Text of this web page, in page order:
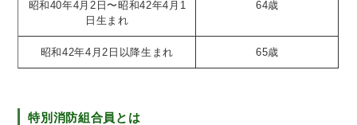
昭和40年4月2日〜昭和42年4月1
日生まれ
64歳
昭和42年4月2日以降生まれ 65歳
特別消防組合員とは